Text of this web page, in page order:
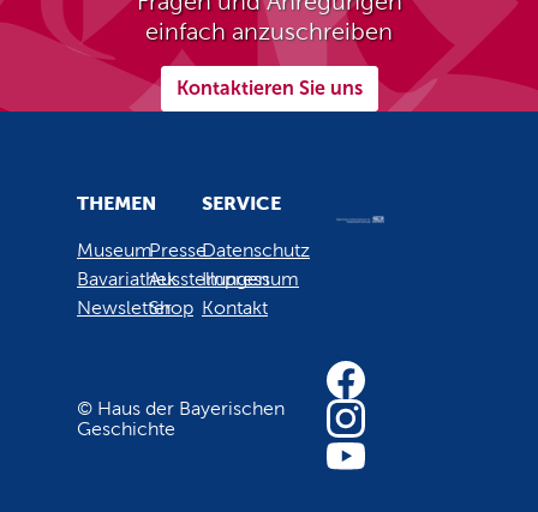
einfach anzuschreiben
Kontaktieren Sie uns
THEMEN
Museum
Bavariathek
Newsletter
Presse
Ausstellungen
Shop
SERVICE
Datenschutz
Impressum
Kontakt
© Haus der Bayerischen
Geschichte